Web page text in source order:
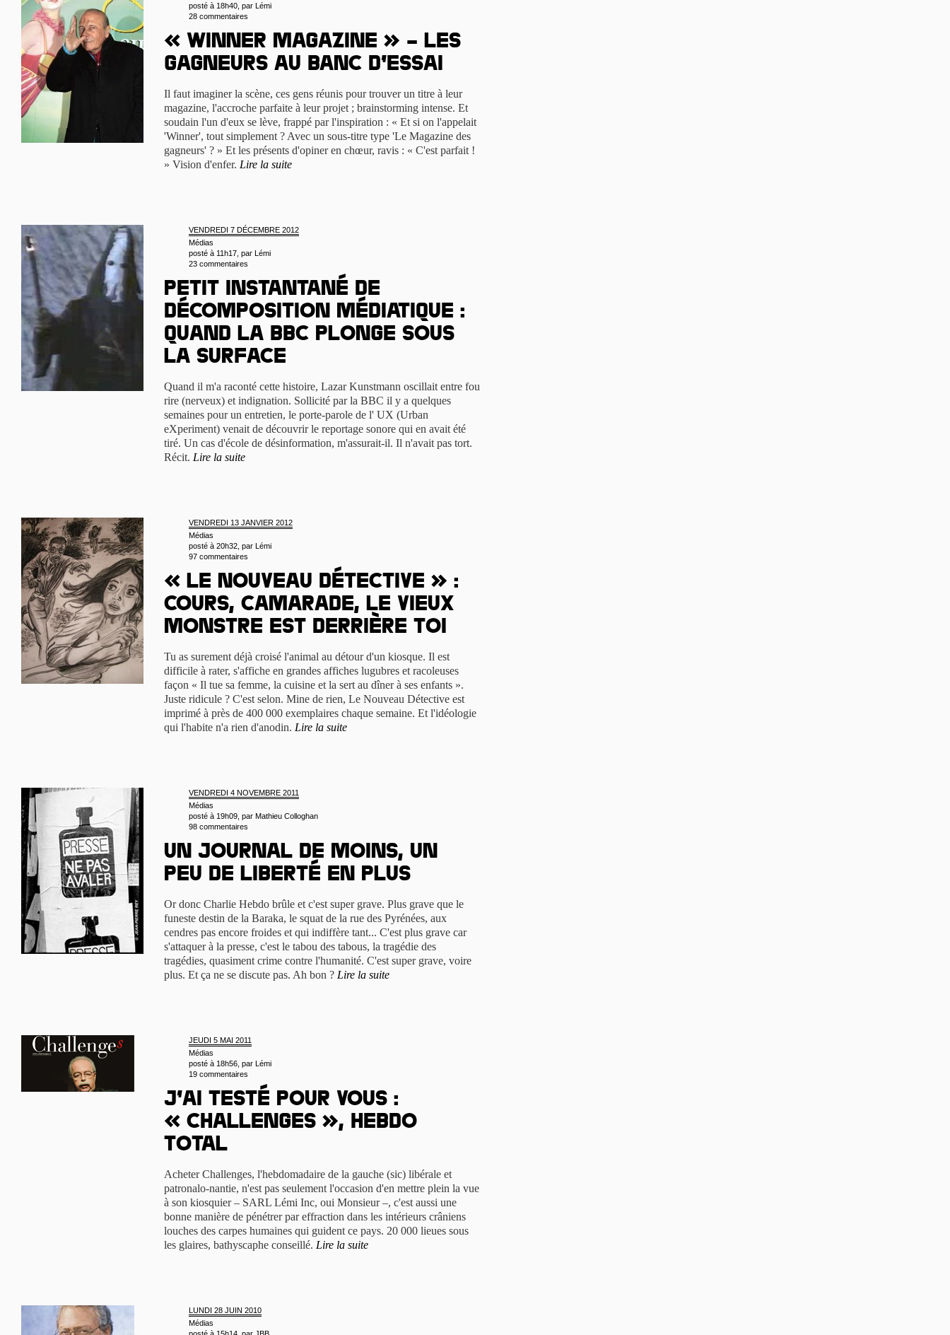
posté à 18h40, par Lémi
28 commentaires
« Winner magazine » – les
gagneurs au banc d’essai
Il faut imaginer la scène, ces gens réunis pour trouver un titre à leur
magazine, l'accroche parfaite à leur projet ; brainstorming intense. Et
soudain l'un d'eux se lève, frappé par l'inspiration : « Et si on l'appelait
'Winner', tout simplement ? Avec un sous-titre type 'Le Magazine des
gagneurs' ? » Et les présents d'opiner en chœur, ravis : « C'est parfait !
» Vision d'enfer. Lire la suite
VENDREDI 7 DÉCEMBRE 2012
Médias
posté à 11h17, par Lémi
23 commentaires
Petit instantané de
décomposition médiatique :
quand la BBC plonge sous
la surface
Quand il m'a raconté cette histoire, Lazar Kunstmann oscillait entre fou
rire (nerveux) et indignation. Sollicité par la BBC il y a quelques
semaines pour un entretien, le porte-parole de l' UX (Urban
eXperiment) venait de découvrir le reportage sonore qui en avait été
tiré. Un cas d'école de désinformation, m'assurait-il. Il n'avait pas tort.
Récit. Lire la suite
VENDREDI 13 JANVIER 2012
Médias
posté à 20h32, par Lémi
97 commentaires
« Le Nouveau Détective » :
cours, camarade, le vieux
monstre est derrière toi
Tu as surement déjà croisé l'animal au détour d'un kiosque. Il est
difficile à rater, s'affiche en grandes affiches lugubres et racoleuses
façon « Il tue sa femme, la cuisine et la sert au dîner à ses enfants ».
Juste ridicule ? C'est selon. Mine de rien, Le Nouveau Détective est
imprimé à près de 400 000 exemplaires chaque semaine. Et l'idéologie
qui l'habite n'a rien d'anodin. Lire la suite
VENDREDI 4 NOVEMBRE 2011
Médias
posté à 19h09, par Mathieu Colloghan
98 commentaires
Un journal de moins, un
peu de liberté en plus
Or donc Charlie Hebdo brûle et c'est super grave. Plus grave que le
funeste destin de la Baraka, le squat de la rue des Pyrénées, aux
cendres pas encore froides et qui indiffère tant... C'est plus grave car
s'attaquer à la presse, c'est le tabou des tabous, la tragédie des
tragédies, quasiment crime contre l'humanité. C'est super grave, voire
plus. Et ça ne se discute pas. Ah bon ? Lire la suite
JEUDI 5 MAI 2011
Médias
posté à 18h56, par Lémi
19 commentaires
J’ai testé pour vous :
« Challenges », hebdo
Total
Acheter Challenges, l'hebdomadaire de la gauche (sic) libérale et
patronalo-nantie, n'est pas seulement l'occasion d'en mettre plein la vue
à son kiosquier – SARL Lémi Inc, oui Monsieur –, c'est aussi une
bonne manière de pénétrer par effraction dans les intérieurs crâniens
louches des carpes humaines qui guident ce pays. 20 000 lieues sous
les glaires, bathyscaphe conseillé. Lire la suite
LUNDI 28 JUIN 2010
Médias